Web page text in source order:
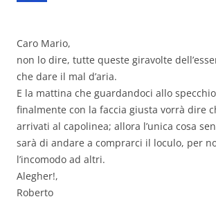
Caro Mario,
non lo dire, tutte queste giravolte
che dare il mal d’aria.
E la mattina che guardandoci allo
finalmente con la faccia giusta vorrà dire
arrivati al capolinea; allora l’unica cosa
sarà di andare a comprarci il loculo, per
l’incomodo ad altri.
Alegher!,
Roberto